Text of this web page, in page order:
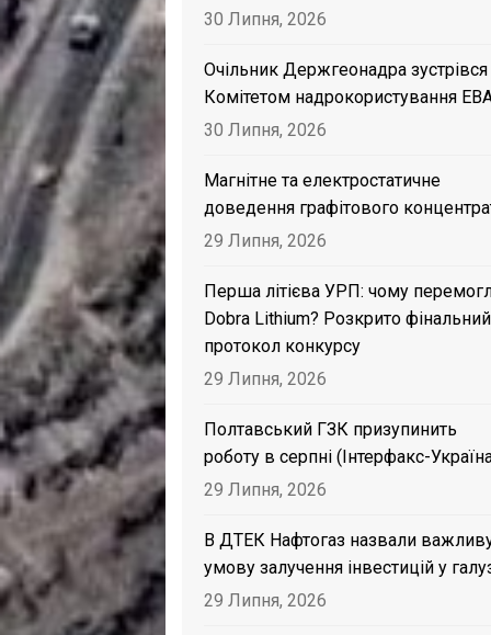
30 Липня, 2026
Очільник Держгеонадра зустрівся
Комітетом надрокористування
30 Липня, 2026
Магнітне та електростатичне
доведення графітового
29 Липня, 2026
Перша літієва УРП: чому
Dobra Lithium? Розкрито фінальний
протокол конкурсу
29 Липня, 2026
Полтавський ГЗК призупинить
роботу в серпні (Інтерфакс-
29 Липня, 2026
В ДТЕК Нафтогаз назвали
умову залучення інвестицій у
29 Липня, 2026